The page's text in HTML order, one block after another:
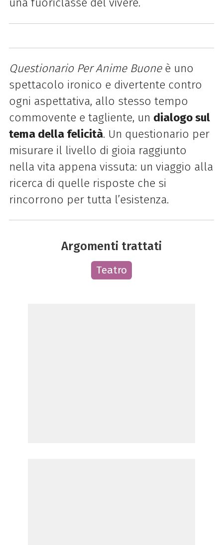
una fuoriclasse del vivere.
Questionario Per Anime Buoneè uno
spettacolo ironico e divertente contro
ogni aspettativa, allo stesso tempo
commovente e tagliente, un dialogo sul
tema della felicità. Un questionario per
misurare il livello di gioia raggiunto
nella vita appena vissuta: un viaggio alla
ricerca di quelle risposte che si
rincorrono per tutta l’esistenza.
Argomenti trattati
Teatro